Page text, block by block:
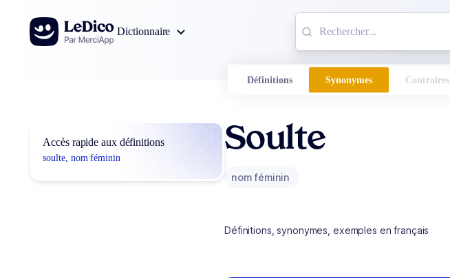
Aller au contenu
Dictionnaire
Définitions Synonymes Contraires
Accès rapide aux définitions
soulte, nom féminin
Soulte
nom féminin
Définitions, synonymes, exemples en français